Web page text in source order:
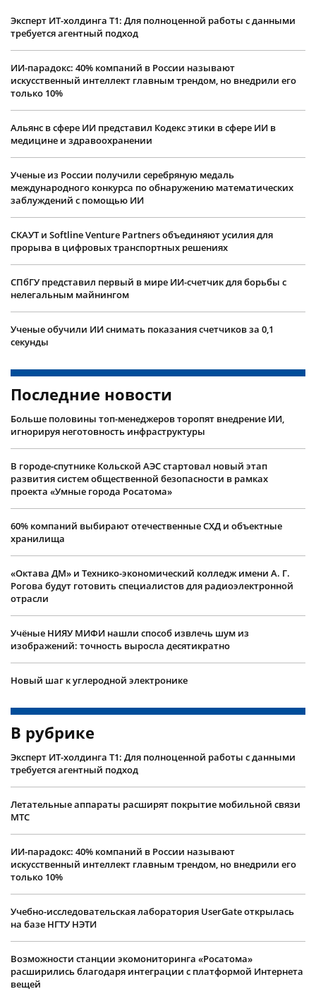
Эксперт ИТ-холдинга Т1: Для полноценной работы с данными
требуется агентный подход
ИИ-парадокс: 40% компаний в России называют
искусственный интеллект главным трендом, но внедрили его
только 10%
Альянс в сфере ИИ представил Кодекс этики в сфере ИИ в
медицине и здравоохранении
Ученые из России получили серебряную медаль
международного конкурса по обнаружению математических
заблуждений с помощью ИИ
СКАУТ и Softline Venture Partners объединяют усилия для
прорыва в цифровых транспортных решениях
СПбГУ представил первый в мире ИИ-счетчик для борьбы с
нелегальным майнингом
Ученые обучили ИИ снимать показания счетчиков за 0,1
секунды
Последние новости
Больше половины топ-менеджеров торопят внедрение ИИ,
игнорируя неготовность инфраструктуры
В городе-спутнике Кольской АЭС стартовал новый этап
развития систем общественной безопасности в рамках
проекта «Умные города Росатома»
60% компаний выбирают отечественные СХД и объектные
хранилища
«Октава ДМ» и Технико-экономический колледж имени А. Г.
Рогова будут готовить специалистов для радиоэлектронной
отрасли
Учëные НИЯУ МИФИ нашли способ извлечь шум из
изображений: точность выросла десятикратно
Новый шаг к углеродной электронике
В рубрике
Эксперт ИТ-холдинга Т1: Для полноценной работы с данными
требуется агентный подход
Летательные аппараты расширят покрытие мобильной связи
МТС
ИИ-парадокс: 40% компаний в России называют
искусственный интеллект главным трендом, но внедрили его
только 10%
Учебно-исследовательская лаборатория UserGate открылась
на базе НГТУ НЭТИ
Возможности станции экомониторинга «Росатома»
расширились благодаря интеграции с платформой Интернета
вещей